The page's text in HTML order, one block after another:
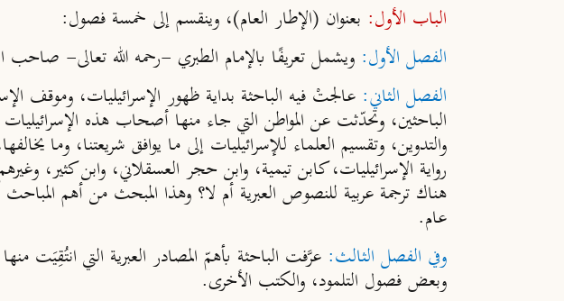
الباب الأول: بعنوان (الإطار العام)، وينقسم إلى خمسة فصول:
الفصل الأول: ويشمل تعريفًا بالإمام الطبري -رحمه الله تعالى- صاحب
الفصل الثاني: عالجتْ فيه الباحثة بداية ظهور الإسرائيليات،
الباحثين، وتحدّثت عن المواطن التي جاء منها أصحاب هذه
والتدوين، وتقسيم العلماء للإسرائيليات إلى ما يوافق شريعتنا،
رواية الإسرائيليات، كابن تيمية، وابن حجر العسقلاني، وابن كثير،
هناك ترجمة عربية للنصوص العبرية أم لا؟ وهذا المبحث من أهم
عام.
وفي الفصل الثالث: عرَّفت الباحثة بأهمّ المصادر العبرية التي انتُقِيَت
وبعض فصول التلمود، والكتب الأخرى.